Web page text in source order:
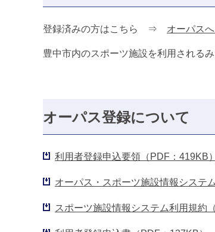
登録済みの方はこちら ⇒ オーパス
豊中市内のスポーツ施設を利用される
オーパス登録について
利用者登録申込要領（PDF：419KB）
オーパス・スポーツ施設情報システ
スポーツ施設情報システム利用規約